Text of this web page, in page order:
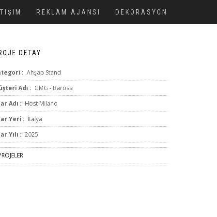
REKLAM AJANSI DEKORASYON
DETAY
: Ahşap Stand
Adı : GMG - Barossi
Adı : Host Milano
Yeri : İtalya
Yılı : 2025